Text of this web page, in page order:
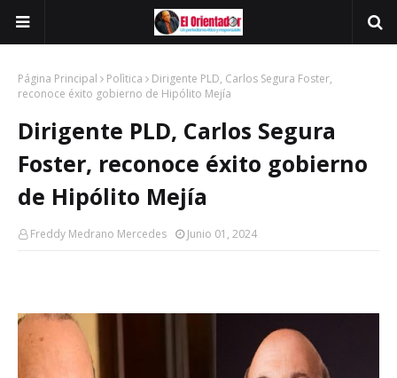
Página Principal Polìtica
Dirigente PLD, Carlos Segura Foster,
reconoce éxito gobierno de Hipólito Mejía
Dirigente PLD, Carlos Segura
Foster, reconoce éxito gobierno
de Hipólito Mejía
Freddy Medrano Mercedes Junio 01, 2024